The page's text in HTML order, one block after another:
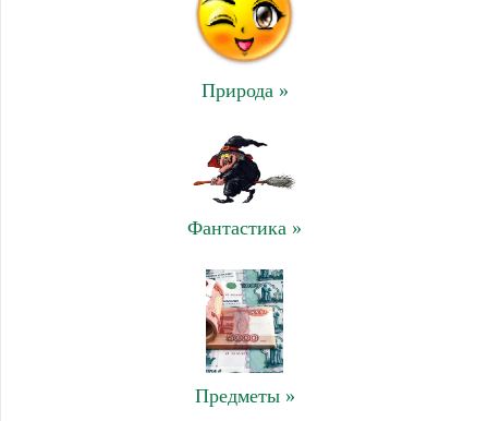
Природа »
Фантастика »
Предметы »